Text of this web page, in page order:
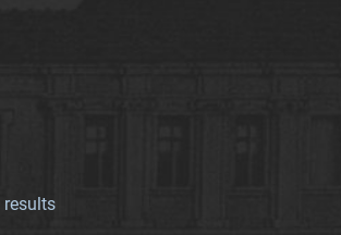
results